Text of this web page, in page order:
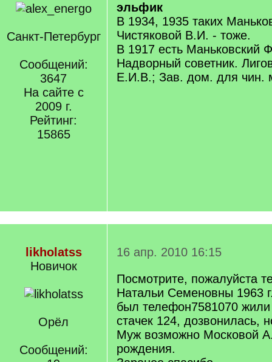
Санкт-Петербург
Сообщений:
3647
На сайте с
2009 г.
Рейтинг:
15865
эльфик
В 1934, 1935 таких
Чистяковой В.И. - тоже.
В 1917 есть Маньковский
Надворный советник.
Е.И.В.; Зав. дом. для чин.
likholatss
Новичок
Орёл
Сообщений:
16 апр. 2010 16:15
Посмотрите, пожалуйста
Натальи Семеновны 1963
был телефон7581070
стачек 124, дозвонилась,
Муж возможно Московой
рождения.